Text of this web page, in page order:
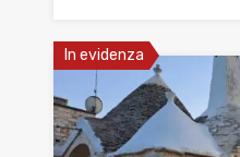
In evidenza